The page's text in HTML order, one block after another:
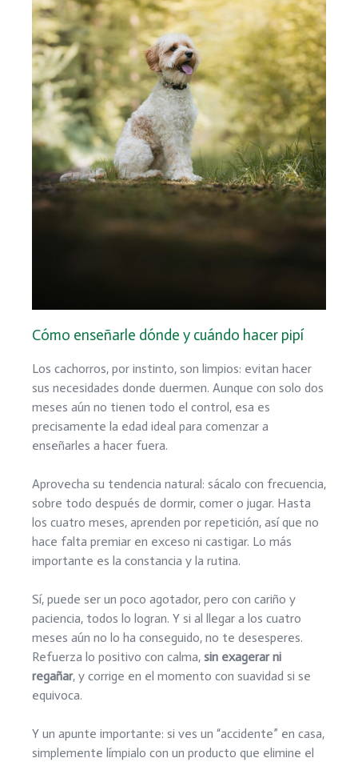
Cómo enseñarle dónde y cuándo hacer pipí
Los cachorros, por instinto, son limpios: evitan hacer
sus necesidades donde duermen. Aunque con solo dos
meses aún no tienen todo el control, esa es
precisamente la edad ideal para comenzar a
enseñarles a hacer fuera.
Aprovecha su tendencia natural: sácalo con frecuencia,
sobre todo después de dormir, comer o jugar. Hasta
los cuatro meses, aprenden por repetición, así que no
hace falta premiar en exceso ni castigar. Lo más
importante es la constancia y la rutina.
Sí, puede ser un poco agotador, pero con cariño y
paciencia, todos lo logran. Y si al llegar a los cuatro
meses aún no lo ha conseguido, no te desesperes.
Refuerza lo positivo con calma, sin exagerar ni
regañar, y corrige en el momento con suavidad si se
equivoca.
Y un apunte importante: si ves un “accidente” en casa,
simplemente límpialo con un producto que elimine el